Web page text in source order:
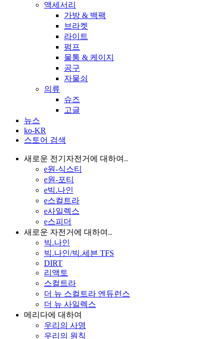
액세서리
가방 & 백팩
브라켓
라이트
펌프
물통 & 케이지
공구
자물쇠
의류
슈즈
고글
뉴스
ko-KR
스토어 검색
새로운 전기자전거에 대하여..
e원-식스티
e원-포티
e빅.나인
e스컬트라
e사일렉스
e스피더
새로운 자전거에 대하여..
빅.나인
빅.나인/빅.세븐 TFS
DIRT
리액토
스컬트라
더 뉴 스컬트라 엔듀런스
더 뉴 사일렉스
메리다에 대하여
우리의 사명
우리의 원칙